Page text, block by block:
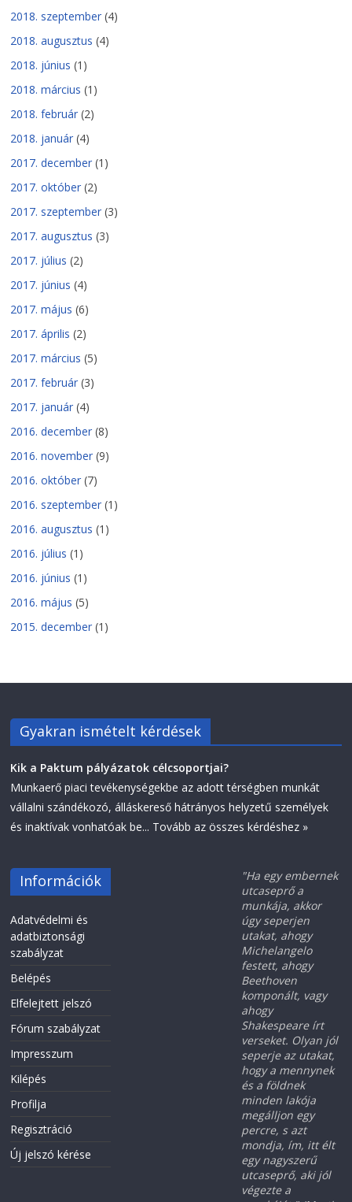
2018. szeptember (4)
2018. augusztus (4)
2018. június (1)
2018. március (1)
2018. február (2)
2018. január (4)
2017. december (1)
2017. október (2)
2017. szeptember (3)
2017. augusztus (3)
2017. július (2)
2017. június (4)
2017. május (6)
2017. április (2)
2017. március (5)
2017. február (3)
2017. január (4)
2016. december (8)
2016. november (9)
2016. október (7)
2016. szeptember (1)
2016. augusztus (1)
2016. július (1)
2016. június (1)
2016. május (5)
2015. december (1)
Gyakran ismételt kérdések
Kik a Paktum pályázatok célcsoportjai?
Munkaerő piaci tevékenységekbe az adott térségben munkát
vállalni szándékozó, álláskereső hátrányos helyzetű személyek
és inaktívak vonhatóak be... Tovább az összes kérdéshez »
Információk
Adatvédelmi és
adatbiztonsági
szabályzat
Belépés
Elfelejtett jelszó
Fórum szabályzat
Impresszum
Kilépés
Profilja
Regisztráció
Új jelszó kérése
"Ha egy embernek
utcaseprő a
munkája, akkor
úgy seperjen
utakat, ahogy
Michelangelo
festett, ahogy
Beethoven
komponált, vagy
ahogy
Shakespeare írt
verseket. Olyan jól
seperje az utakat,
hogy a mennynek
és a földnek
minden lakója
megálljon egy
percre, s azt
mondja, ím, itt élt
egy nagyszerű
utcaseprő, aki jól
végezte a